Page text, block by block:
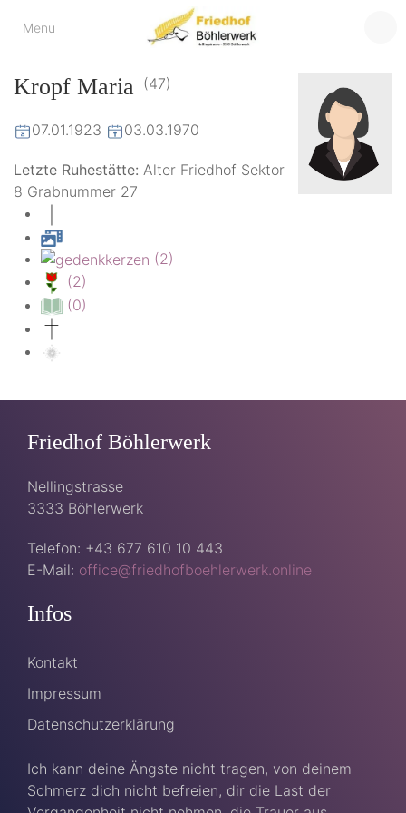
Menu
Friedhof
der virtuelle Friedhof
Kropf Maria (47)
07.01.1923 03.03.1970
Letzte Ruhestätte: Alter Friedhof Sektor
8 Grabnummer 27
(2)
(2)
(0)
Friedhof Böhlerwerk
Nellingstrasse
3333 Böhlerwerk
Telefon: +43 677 610 10 443
E-Mail: office@friedhofboehlerwerk.online
Infos
Kontakt
Impressum
Datenschutzerklärung
Ich kann deine Ängste nicht tragen, von deinem
Schmerz dich nicht befreien, dir die Last der